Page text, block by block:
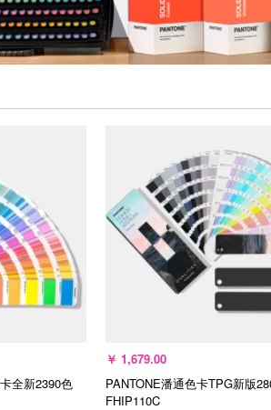
全新2390色
￥ 1,679.00
PANTONE潘通色卡TPG新版
FHIP110C